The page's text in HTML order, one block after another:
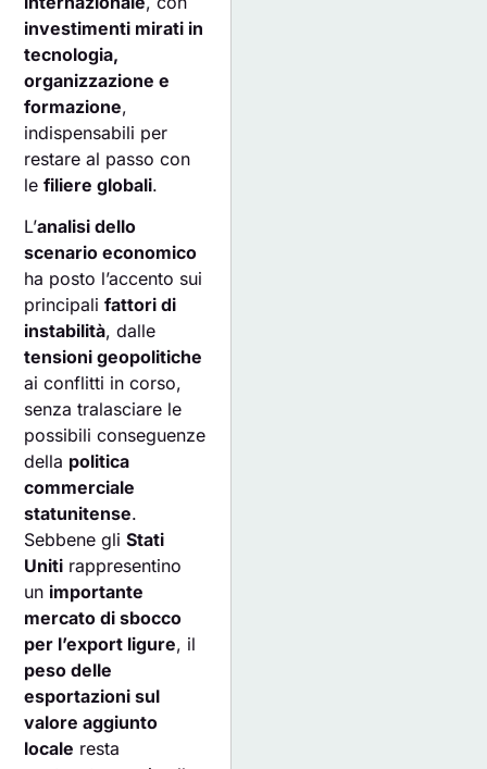
investimenti mirati in
tecnologia,
organizzazione e
formazione,
indispensabili per
restare al passo con
lefiliere globali.
L’analisi dello
scenario economico
ha posto l’accento sui
principalifattori di
instabilità, dalle
tensioni geopolitiche
ai conflitti in corso,
senza tralasciare le
possibili conseguenze
della politica
commerciale
statunitense.
Sebbene gliStati
Uniti rappresentino
un importante
mercato di sbocco
per l’export ligure, il
peso delle
esportazioni sul
valore aggiunto
locale resta